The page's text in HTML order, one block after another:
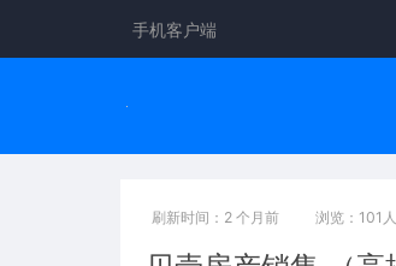
手机客户端
刷新时间：2 个月前 浏览：101